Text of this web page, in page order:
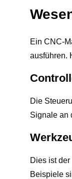
Ein CNC-
ausführen.
Die
Signale an
Dies ist
Beispiele